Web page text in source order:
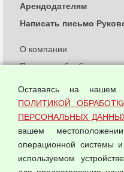
О компании
Политика обработки и
Согласием на обработку
Оферта оптовой купли-
Публичная оферта
Арендодателям
Написать письмо
Оставаясь на нашем
ПОЛИТИКОЙ
ПЕРСОНАЛЬНЫХ
вашем
операционной системы
используемом